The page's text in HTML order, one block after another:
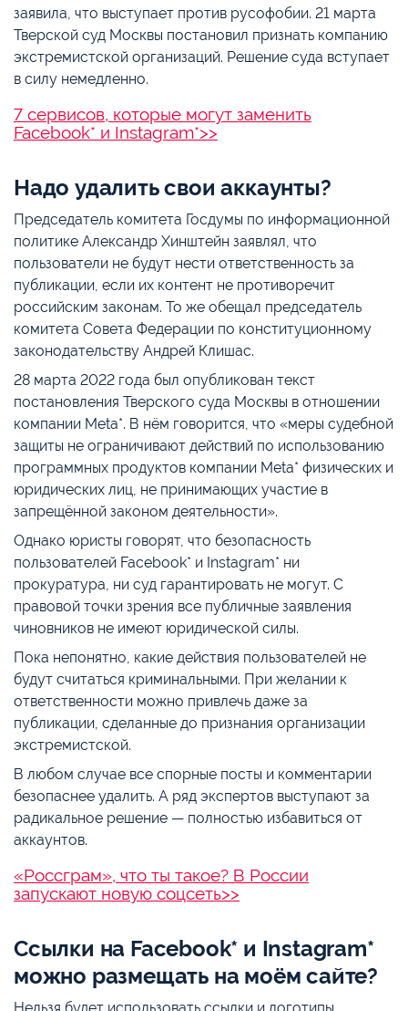
заявила, что выступает против русофобии. 21 марта
Тверской суд Москвы постановил признать компанию
экстремистской организаций. Решение суда вступает
в силу немедленно.
7 сервисов, которые могут заменить
Facebook* и Instagram*>>
Надо удалить свои аккаунты?
Председатель комитета Госдумы по информационной
политике Александр Хинштейн заявлял, что
пользователи не будут нести ответственность за
публикации, если их контент не противоречит
российским законам. То же обещал председатель
комитета Совета Федерации по конституционному
законодательству Андрей Клишас.
28 марта 2022 года был опубликован текст
постановления Тверского суда Москвы в отношении
компании Meta*. В нём говорится, что «меры судебной
защиты не ограничивают действий по использованию
программных продуктов компании Меta* физических и
юридических лиц, не принимающих участие в
запрещённой законом деятельности».
Однако юристы говорят, что безопасность
пользователей Facebook* и Instagram* ни
прокуратура, ни суд гарантировать не могут. С
правовой точки зрения все публичные заявления
чиновников не имеют юридической силы.
Пока непонятно, какие действия пользователей не
будут считаться криминальными. При желании к
ответственности можно привлечь даже за
публикации, сделанные до признания организации
экстремистской.
В любом случае все спорные посты и комментарии
безопаснее удалить. А ряд экспертов выступают за
радикальное решение — полностью избавиться от
аккаунтов.
«Россграм», что ты такое? В России
запускают новую соцсеть>>
Ссылки на Facebook* и Instagram*
можно размещать на моём сайте?
Нельзя будет использовать ссылки и логотипы